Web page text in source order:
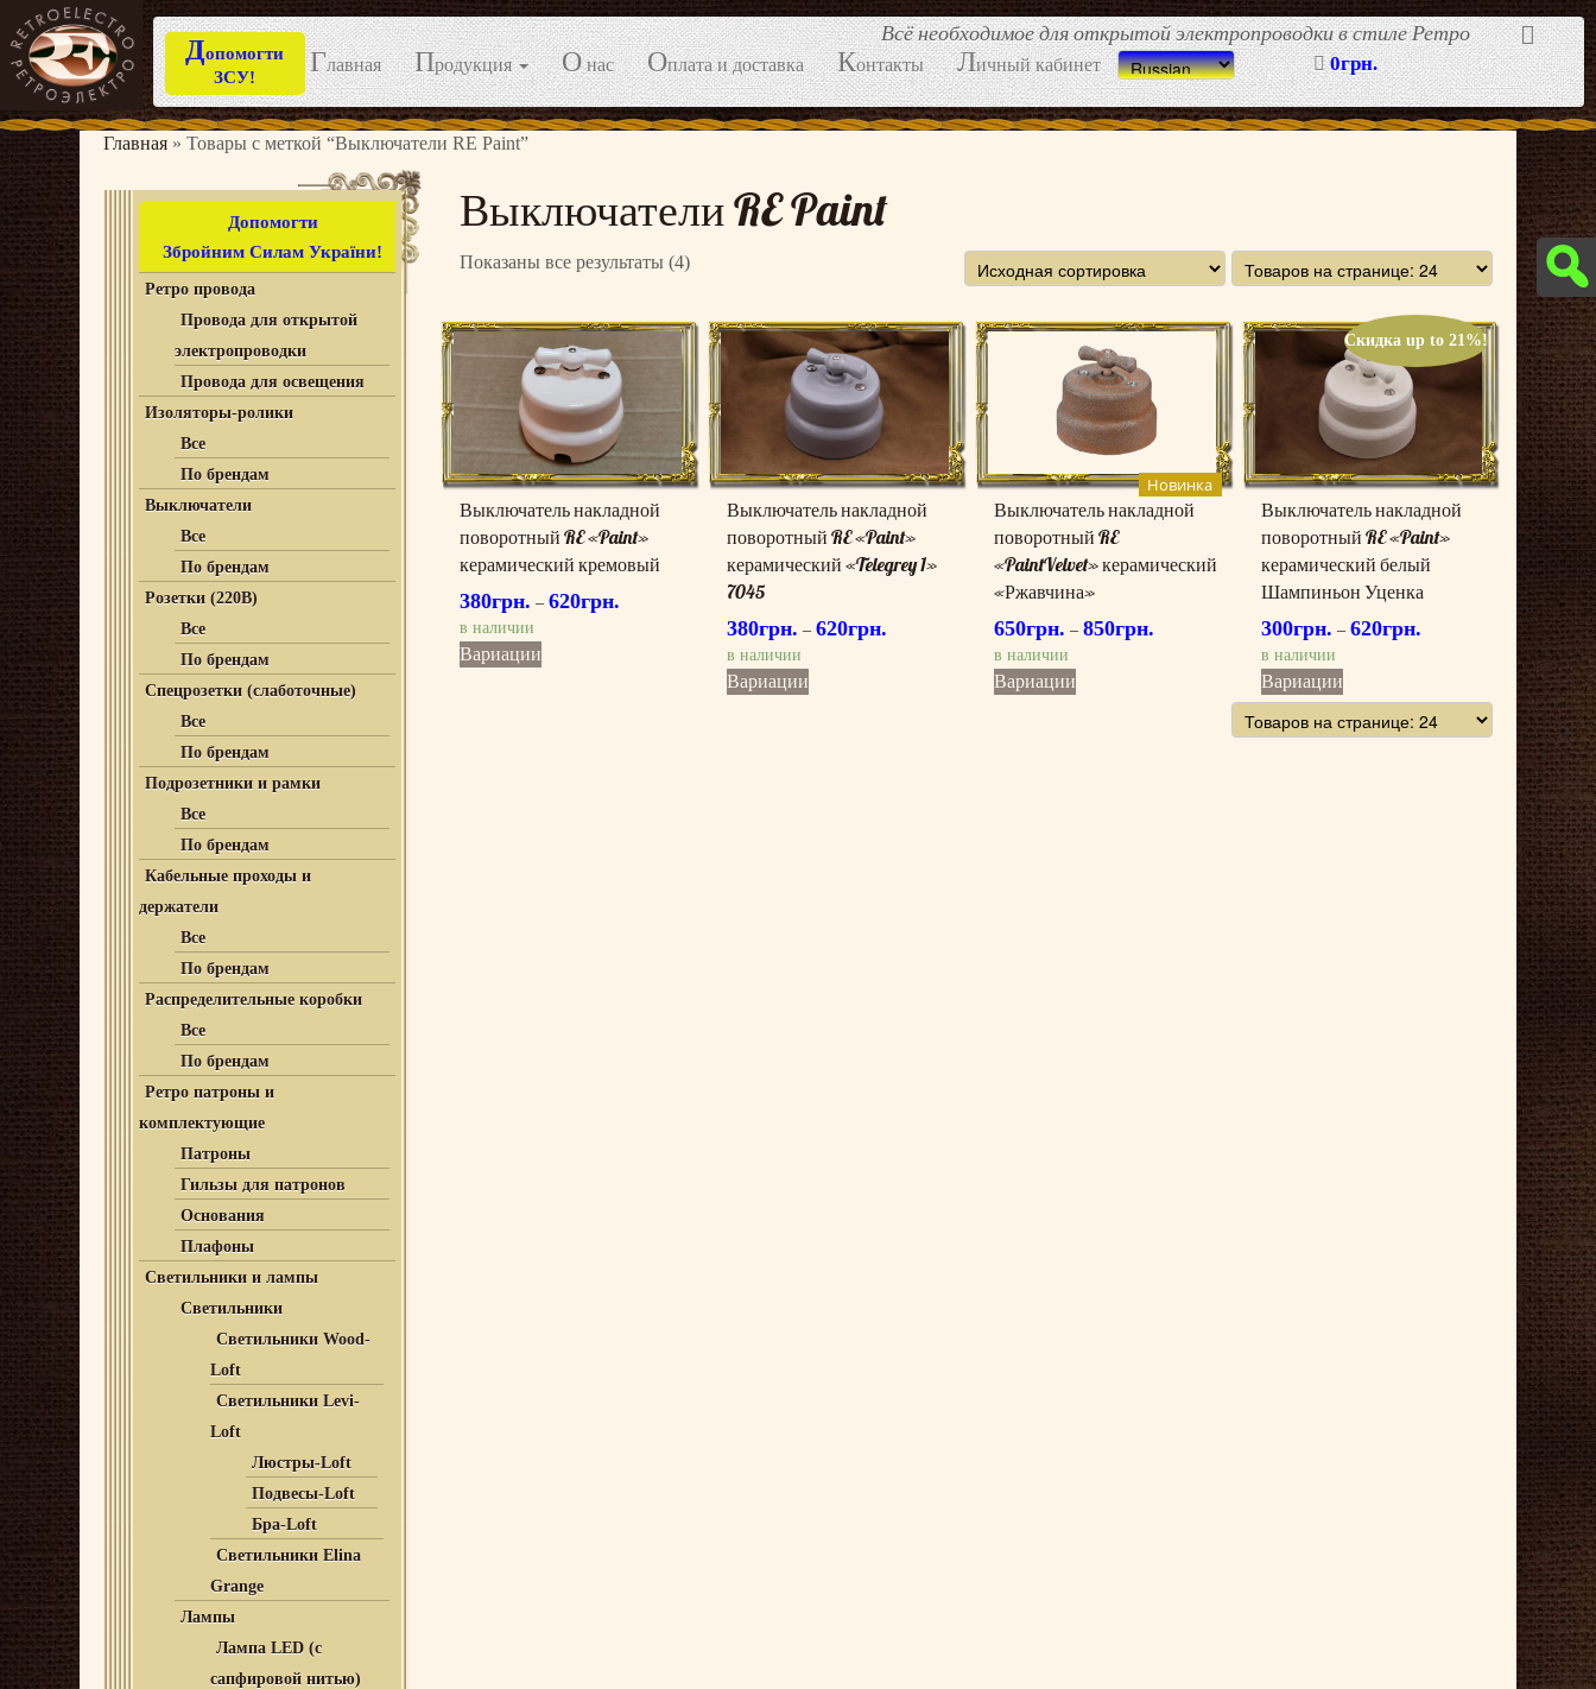
Перейти
содержимому
Всё необходимое для открытой электропроводки в стиле Ретро
Допомогти
ЗСУ!
Главная Продукция Онас Оплата и доставка Контакты Личный кабинет 0грн.
Главная » Товары с меткой “Выключатели RE Paint”
Допомогти
Збройним Силам України!
Ретро провода
Провода для открытой
электропроводки
Провода для освещения
Изоляторы-ролики
Все
По брендам
Выключатели
Все
По брендам
Розетки (220В)
Все
По брендам
Спецрозетки (слаботочные)
Все
По брендам
Подрозетники и рамки
Все
По брендам
Кабельные проходы и
держатели
Все
По брендам
Распределительные коробки
Все
По брендам
Ретро патроны и
комплектующие
Патроны
Гильзы для патронов
Основания
Плафоны
Светильники и лампы
Светильники
Светильники Wood-
Loft
Светильники Levi-
Loft
Люстры-Loft
Подвесы-Loft
Бра-Loft
Светильники Elina
Grange
Лампы
Лампа LED (с
сапфировой нитью)
Выключатели RE Paint
Показаны все результаты (4)
Выключатель накладной
поворотный RE «Paint»
керамический кремовый
380грн. – 620грн.
в наличии
Вариации
Выключатель накладной
поворотный RE «Paint»
керамический «Telegrey 1»
7045
380грн. – 620грн.
в наличии
ВариацииЭтот
Новинка
Выключатель накладной
поворотный RE
«PaintVelvet» керамический
«Ржавчина»
650грн. – 850грн.
в наличии
ВариацииЭтот
Скидка up to 21%!
Выключатель накладной
поворотный RE «Paint»
керамический белый
Шампиньон Уценка
300грн. – 620грн.
в наличии
ВариацииЭтот
товар
имеет